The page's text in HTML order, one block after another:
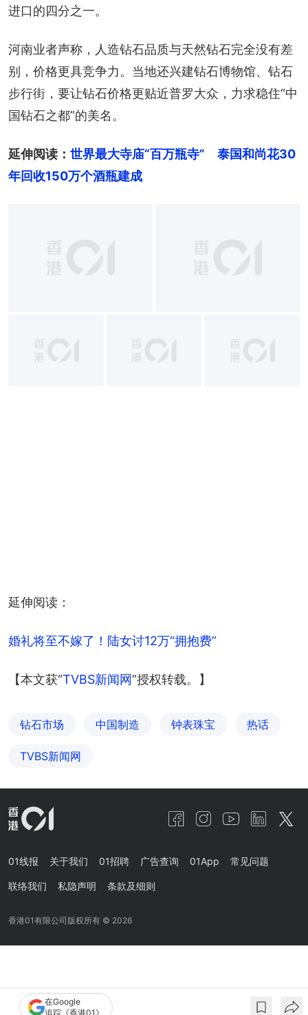
进口的四分之一。
河南业者声称，人造钻石品质与天然钻石完全没有差
别，价格更具竞争力。当地还兴建钻石博物馆、钻石
步行街，要让钻石价格更贴近普罗大众，力求稳住“中
国钻石之都”的美名。
延伸阅读： 世界最大寺庙“百万瓶寺”　泰国和尚花30
年回收150万个酒瓶建成
延伸阅读：
婚礼将至不嫁了！陆女讨12万“拥抱费”
【本文获“TVBS新闻网”授权转载。】
钻石市场 中国制造 钟表珠宝 热话
TVBS新闻网
在Google
追踪《香港01》
01线报 关于我们 01招聘 广告查询 01App 常见问题
联络我们 私隐声明 条款及细则
香港01有限公司版权所有 © 2026